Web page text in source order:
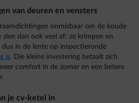
van deuren en vensters
onmisbaar om de koude
dan ook veel af: ze krimpen en
in de lente op inspectieronde
is. Die kleine investering betaalt zich
comfort in de zomer en een betere
je cv-ketel in